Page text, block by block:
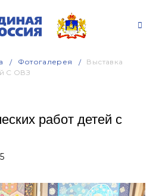
Фотогалерея
Выставка
С ОВЗ
работ детей с